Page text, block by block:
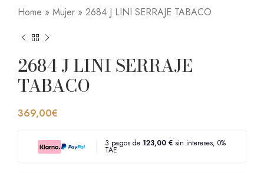
Home » Mujer » 2684 J LINI SERRAJE TABACO
2684 J LINI SERRAJE
TABACO
369,00€
3 pagos de 123,00 €sin intereses, 0%
TAE